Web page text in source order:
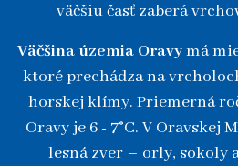
väčšiu časť zaberá
Väčšina územia Oravymá
ktoré prechádza na
horskej klímy. Priemerná
Oravy je 6 - 7°C. V Oravskej
lesná zver – orly, sokoly